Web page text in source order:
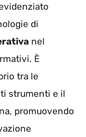
di
nel
È
tra le
strumenti e il
promuovendo